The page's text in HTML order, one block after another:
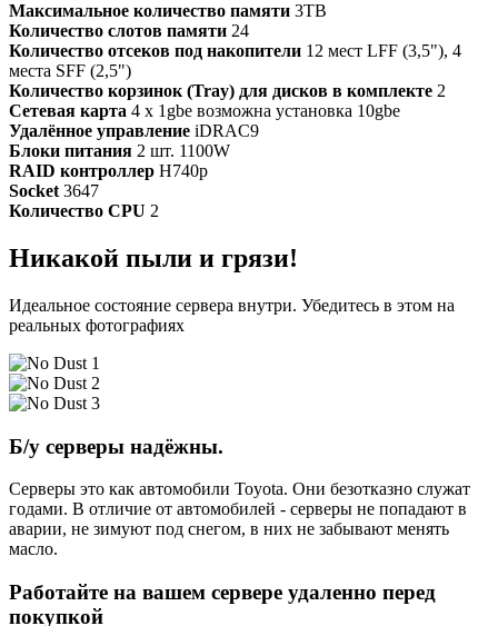
Максимальное количество памяти 3TB
Количество слотов памяти 24
Количество отсеков под накопители 12 мест LFF (3,5"), 4
места SFF (2,5")
Количество корзинок (Tray) для дисков в комплекте 2
Сетевая карта 4 x 1gbe возможна установка 10gbe
Удалённое управление iDRAC9
Блоки питания 2 шт. 1100W
RAID контроллер H740p
Socket 3647
Количество CPU 2
Никакой пыли и грязи!
Идеальное состояние сервера внутри. Убедитесь в этом на
реальных фотографиях
Б/у серверы надёжны.
Серверы это как автомобили Toyota. Они безотказно служат
годами. В отличие от автомобилей - серверы не попадают в
аварии, не зимуют под снегом, в них не забывают менять
масло.
Работайте на вашем сервере удаленно перед
покупкой